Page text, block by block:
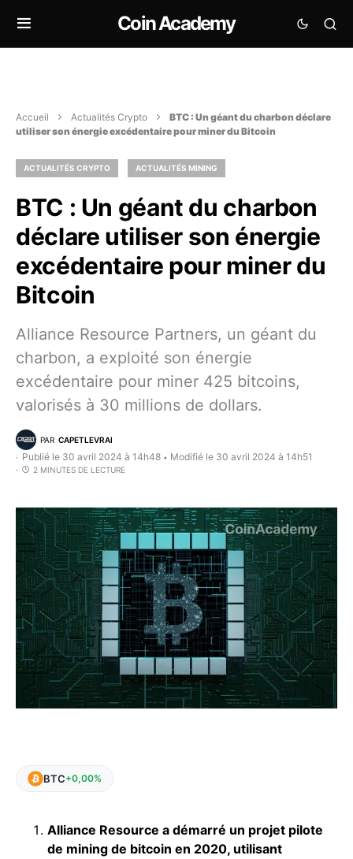
Coin Academy
Accueil Actualités Crypto
BTC : Un géant du charbon déclare
utiliser son énergie excédentaire pour miner du Bitcoin
ACTUALITÉS CRYPTO ACTUALITÉS MINING
BTC : Un géant du charbon
déclare utiliser son énergie
excédentaire pour miner du
Bitcoin
Alliance Resource Partners, un géant du
charbon, a exploité son énergie
excédentaire pour miner 425 bitcoins,
valorisés à 30 millions de dollars.
PAR CAPETLEVRAI
Publié le 30 avril 2024 à 14h48 • Modifié le 30 avril 2024 à 14h51
2 MINUTES DE LECTURE
BTC+0,00%
Alliance Resource a démarré un projet pilote
de mining de bitcoin en 2020, utilisant